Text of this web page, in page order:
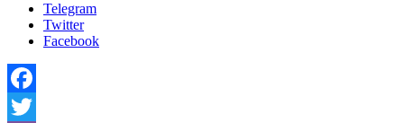
Telegram
Twitter
Facebook
Facebook